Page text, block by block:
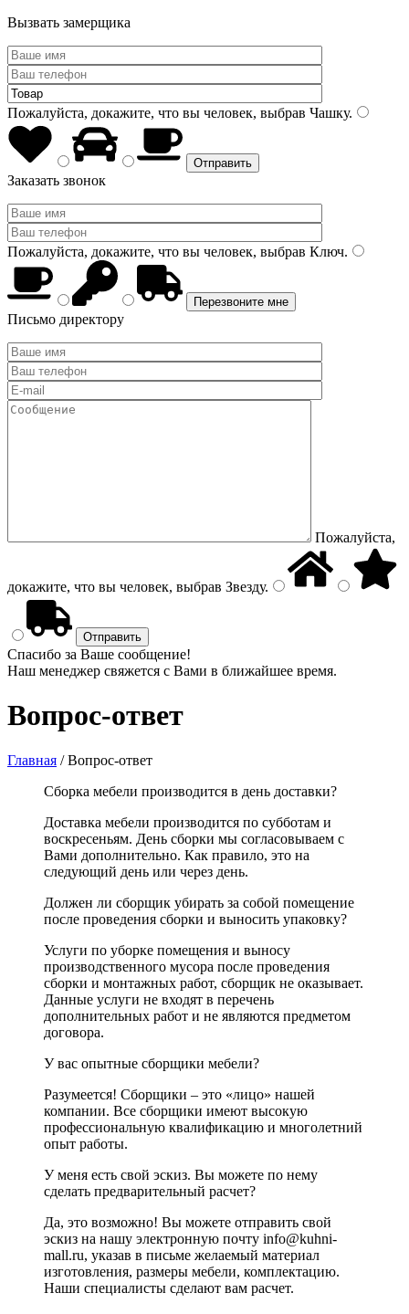
Вызвать замерщика
Пожалуйста, докажите, что вы человек, выбрав Чашку.
Заказать звонок
Пожалуйста, докажите, что вы человек, выбрав Ключ.
Письмо директору
Пожалуйста,
докажите, что вы человек, выбрав Звезду.
Спасибо за Ваше сообщение!
Наш менеджер свяжется с Вами в ближайшее время.
Вопрос-ответ
Главная /Вопрос-ответ
Сборка мебели производится в день доставки?
Доставка мебели производится по субботам и
воскресеньям. День сборки мы согласовываем с
Вами дополнительно. Как правило, это на
следующий день или через день.
Должен ли сборщик убирать за собой помещение
после проведения сборки и выносить упаковку?
Услуги по уборке помещения и выносу
производственного мусора после проведения
сборки и монтажных работ, сборщик не оказывает.
Данные услуги не входят в перечень
дополнительных работ и не являются предметом
договора.
У вас опытные сборщики мебели?
Разумеется! Сборщики – это «лицо» нашей
компании. Все сборщики имеют высокую
профессиональную квалификацию и многолетний
опыт работы.
У меня есть свой эскиз. Вы можете по нему
сделать предварительный расчет?
Да, это возможно! Вы можете отправить свой
эскиз на нашу электронную почту info@kuhni-
mall.ru, указав в письме желаемый материал
изготовления, размеры мебели, комплектацию.
Наши специалисты сделают вам расчет.